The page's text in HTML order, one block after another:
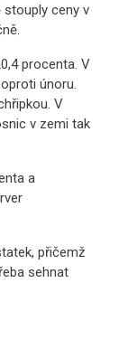
stouply ceny v
procenta. V
únoru.
V
v zemi tak
a
přičemž
sehnat